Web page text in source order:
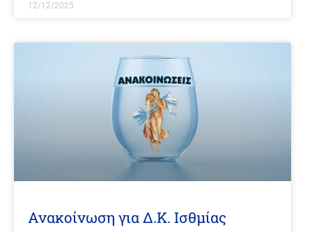
12/12/2025
Ανακοίνωση για Δ.Κ. Ισθμίας